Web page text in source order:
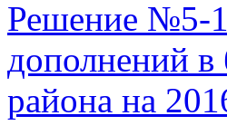
Решение №5-
дополнений в
района на